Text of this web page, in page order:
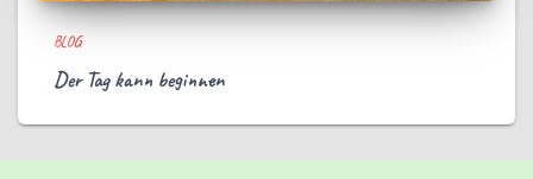
BLOG
Der Tag kann beginnen